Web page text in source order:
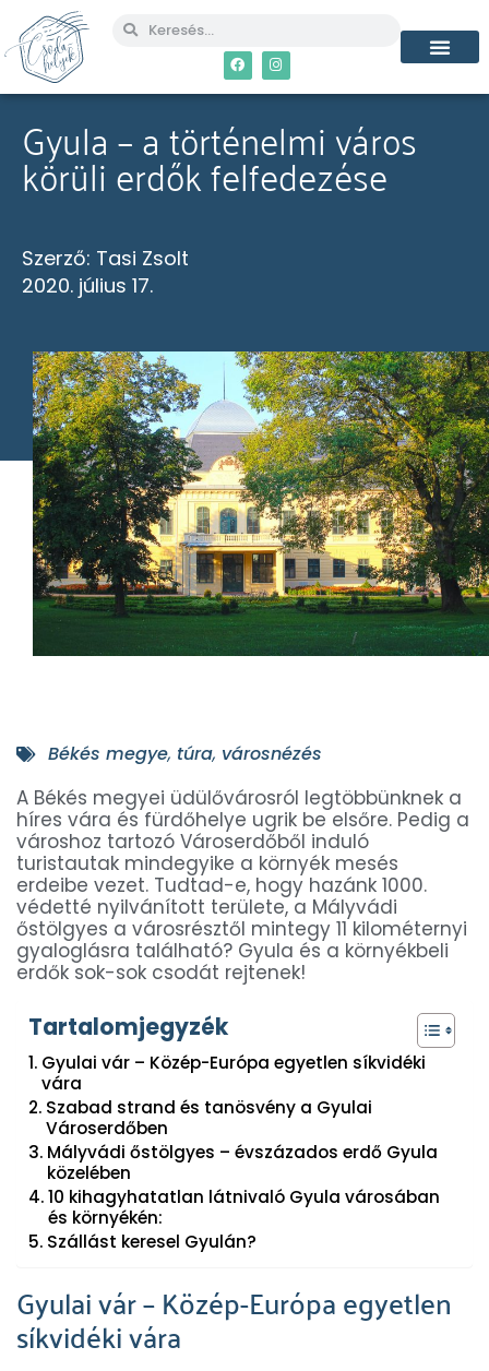
Gyula – a történelmi város
körüli erdők felfedezése
Szerző: Tasi Zsolt
2020. július 17.
Békés megye, túra, városnézés
A Békés megyei üdülővárosról legtöbbünknek a
híres vára és fürdőhelye ugrik be elsőre. Pedig a
városhoz tartozó Városerdőből induló
turistautak mindegyike a környék mesés
erdeibe vezet. Tudtad-e, hogy hazánk 1000.
védetté nyilvánított területe, a Mályvádi
őstölgyes a városrésztől mintegy 11 kilométernyi
gyaloglásra található? Gyula és a környékbeli
erdők sok-sok csodát rejtenek!
Tartalomjegyzék
Gyulai vár – Közép-Európa egyetlen síkvidéki
vára
Szabad strand és tanösvény a Gyulai
Városerdőben
Mályvádi őstölgyes – évszázados erdő Gyula
közelében
10 kihagyhatatlan látnivaló Gyula városában
és környékén:
Szállást keresel Gyulán?
Gyulai vár – Közép-Európa egyetlen
síkvidéki vára